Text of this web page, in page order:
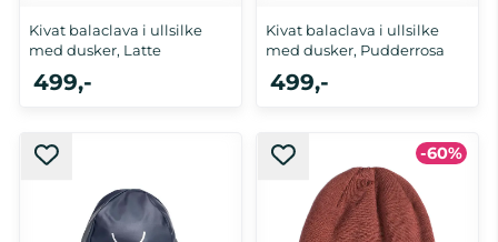
Kivat balaclava i ullsilke
med dusker, Latte
0-3 mnd, 3-6 mnd, 6-12 mnd, 1-3
499,-
Kivat balaclava i ullsilke
med dusker, Pudderrosa
0-3 mnd, 3-6 mnd, 6-12 mnd
499,-
-60%